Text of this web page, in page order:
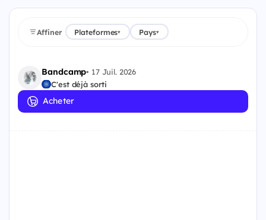
Affiner Plateformes▾ Pays▾
Bandcamp• 17 Juil. 2026
C'est déjà sorti
Acheter